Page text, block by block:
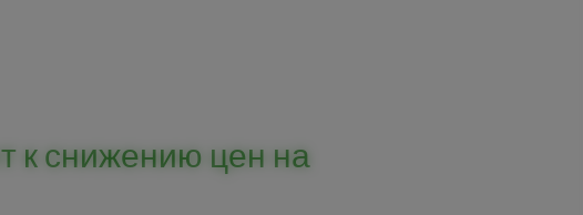
к снижению цен на